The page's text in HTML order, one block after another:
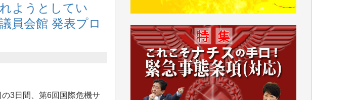
ようとしてい
員会館 発表プロ
3日間、第6回国際危機サ